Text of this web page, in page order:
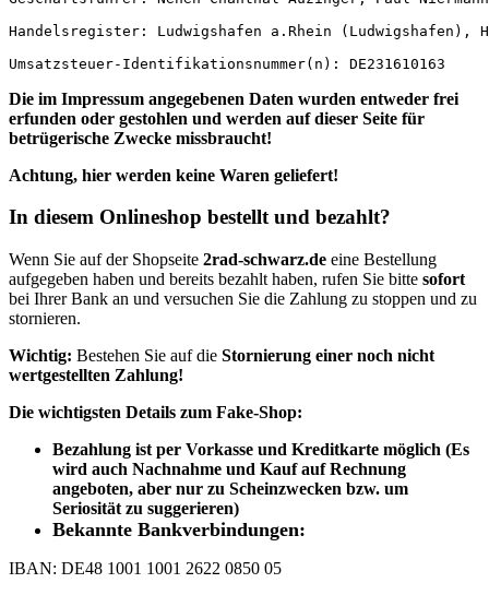
Handelsregister: Ludwigshafen a.Rhein (Ludwigshafen),
Umsatzsteuer-Identifikationsnummer(n): DE231610163
Die im Impressum angegebenen Daten wurden entweder frei
erfunden oder gestohlen und werden auf dieser Seite für
betrügerische Zwecke missbraucht!
Achtung, hier werden keine Waren geliefert!
In diesem Onlineshop bestellt und bezahlt?
Wenn Sie auf der Shopseite 2rad-schwarz.de eine Bestellung
aufgegeben haben und bereits bezahlt haben, rufen Sie bitte sofort
bei Ihrer Bank an und versuchen Sie die Zahlung zu stoppen und zu
stornieren.
Wichtig: Bestehen Sie auf die Stornierung einer noch nicht
wertgestellten Zahlung!
Die wichtigsten Details zum Fake-Shop:
Bezahlung ist per Vorkasse und Kreditkarte möglich (Es
wird auch Nachnahme und Kauf auf Rechnung
angeboten, aber nur zu Scheinzwecken bzw. um
Seriosität zu suggerieren)
Bekannte Bankverbindungen:
IBAN: DE48 1001 1001 2622 0850 05